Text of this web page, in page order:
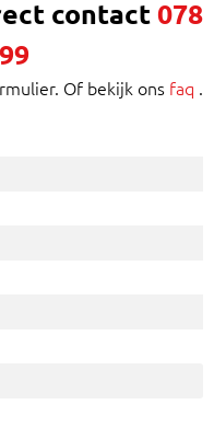
contact078
Of bekijk ons faq .